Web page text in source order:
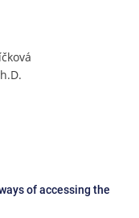
of accessing the